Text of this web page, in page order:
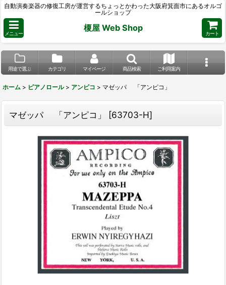
自動演奏楽器の修復工房が運営するちょっとかわった大阪府箕面市にあるオルゴ
ールショップ
メニュー
榎屋 Web Shop
カート
用途で選ぶ カテゴリ マイページ 商品検索 ご利用案内
ホーム > ピアノロール > アンピコ > マゼッパ 「アンピコ」
マゼッパ 「アンピコ」 [63703-H]